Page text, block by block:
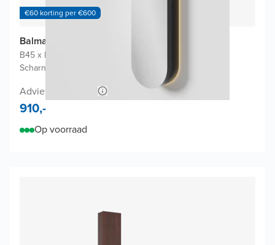
€60 korting per €600
Balmani Mara badkamerkast
B45 x D22 x H160 cm
Scharnieren links of rechts mogelijk
Adviesprijs 1.980,-
910,-
Op voorraad